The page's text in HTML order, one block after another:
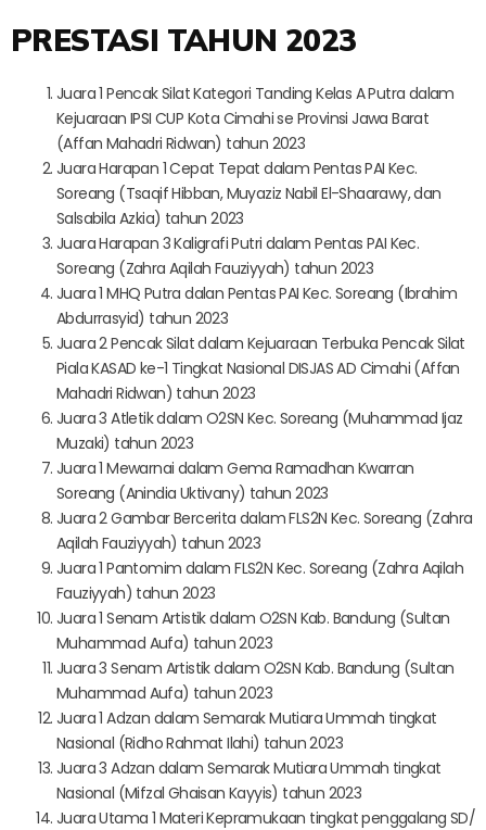
PRESTASI TAHUN 2023
Juara 1 Pencak Silat Kategori Tanding Kelas A Putra dalam
Kejuaraan IPSI CUP Kota Cimahi se Provinsi Jawa Barat
(Affan Mahadri Ridwan) tahun 2023
Juara Harapan 1 Cepat Tepat dalam Pentas PAI Kec.
Soreang (Tsaqif Hibban, Muyaziz Nabil El-Shaarawy, dan
Salsabila Azkia) tahun 2023
Juara Harapan 3 Kaligrafi Putri dalam Pentas PAI Kec.
Soreang (Zahra Aqilah Fauziyyah) tahun 2023
Juara 1 MHQ Putra dalan Pentas PAI Kec. Soreang (Ibrahim
Abdurrasyid) tahun 2023
Juara 2 Pencak Silat dalam Kejuaraan Terbuka Pencak Silat
Piala KASAD ke-1 Tingkat Nasional DISJAS AD Cimahi (Affan
Mahadri Ridwan) tahun 2023
Juara 3 Atletik dalam O2SN Kec. Soreang (Muhammad Ijaz
Muzaki) tahun 2023
Juara 1 Mewarnai dalam Gema Ramadhan Kwarran
Soreang (Anindia Uktivany) tahun 2023
Juara 2 Gambar Bercerita dalam FLS2N Kec. Soreang (Zahra
Aqilah Fauziyyah) tahun 2023
Juara 1 Pantomim dalam FLS2N Kec. Soreang (Zahra Aqilah
Fauziyyah) tahun 2023
Juara 1 Senam Artistik dalam O2SN Kab. Bandung (Sultan
Muhammad Aufa) tahun 2023
Juara 3 Senam Artistik dalam O2SN Kab. Bandung (Sultan
Muhammad Aufa) tahun 2023
Juara 1 Adzan dalam Semarak Mutiara Ummah tingkat
Nasional (Ridho Rahmat Ilahi) tahun 2023
Juara 3 Adzan dalam Semarak Mutiara Ummah tingkat
Nasional (Mifzal Ghaisan Kayyis) tahun 2023
Juara Utama 1 Materi Kepramukaan tingkat penggalang SD/